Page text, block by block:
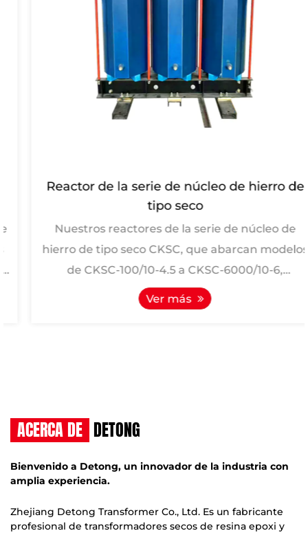
Reactor de la serie de núcleo de hierro de
tipo seco
Nuestros reactores de la serie de núcleo de
hierro de tipo seco CKSC, que abarcan modelos
de CKSC-100/10-4.5 a CKSC-6000/10-6,
funcionan como compo...
Ver más
ACERCA DE DETONG
Bienvenido a Detong, un innovador de la industria con
amplia experiencia.
Zhejiang Detong Transformer Co., Ltd. Es un fabricante
profesional de transformadores secos de resina epoxi y